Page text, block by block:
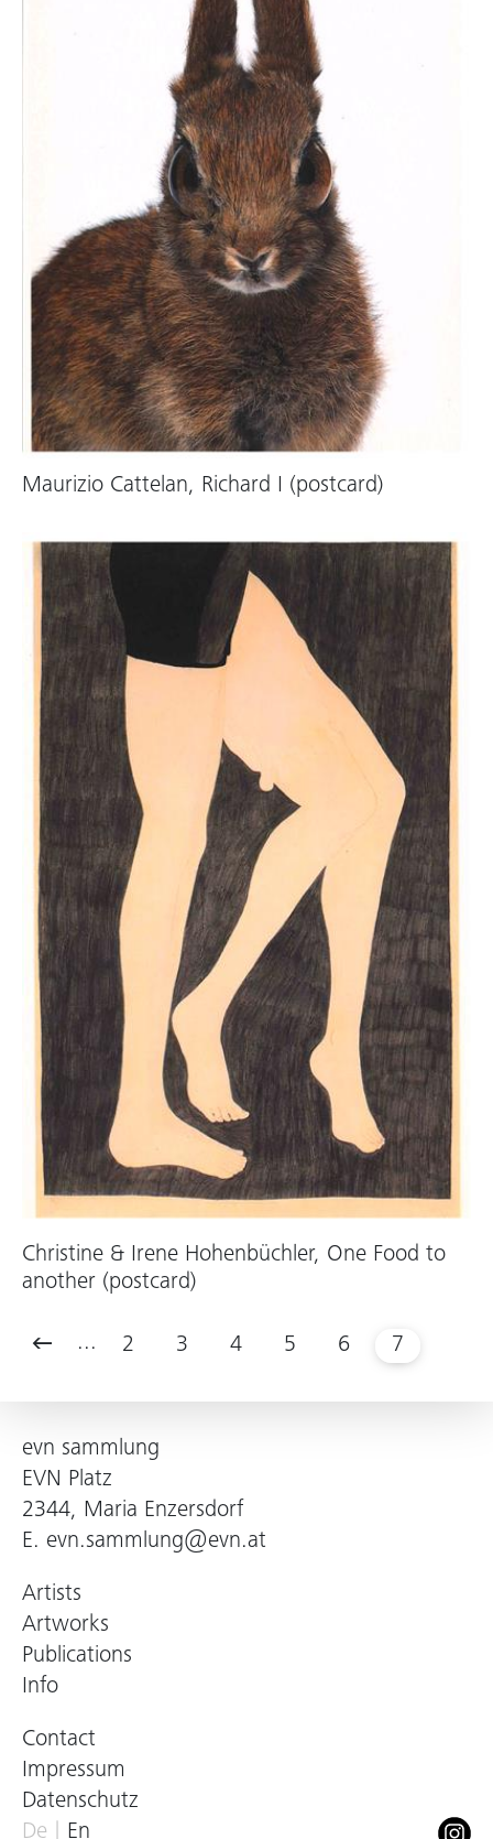
Maurizio Cattelan, Richard I (postcard)
Christine & Irene Hohenbüchler, One Food to
another (postcard)
... 2 3 4 5 6 7
evn sammlung
EVN Platz
2344, Maria Enzersdorf
E. evn.sammlung@evn.at
Artists
Artworks
Publications
Info
Contact
Impressum
Datenschutz
De
En